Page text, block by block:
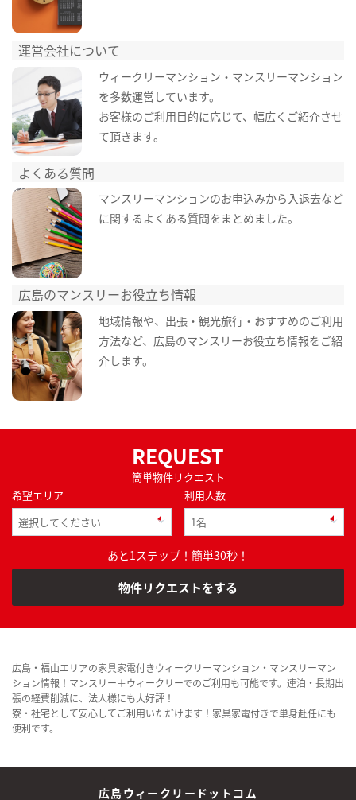
運営会社について
ウィークリーマンション・マンスリーマンション
を多数運営しています。
お客様のご利用目的に応じて、幅広くご紹介させ
て頂きます。
よくある質問
マンスリーマンションのお申込みから入退去など
に関するよくある質問をまとめました。
広島のマンスリーお役立ち情報
地域情報や、出張・観光旅行・おすすめのご利用
方法など、広島のマンスリーお役立ち情報をご紹
介します。
REQUEST
簡単物件リクエスト
希望エリア
利用人数
あと1ステップ！簡単30秒！
物件リクエストをする
広島・福山エリアの家具家電付きウィークリーマンション・マンスリーマン
ション情報！マンスリー＋ウィークリーでのご利用も可能です。連泊・長期出
張の経費削減に、法人様にも大好評！
寮・社宅として安心してご利用いただけます！家具家電付きで単身赴任にも
便利です。
広島ウィークリードットコム